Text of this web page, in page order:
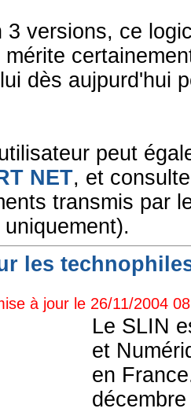
3 versions, ce
dès aujpurd'hui
peut
NET, et
transmis par
les
à jour le 26/11/2004
Le SLIN
et
en